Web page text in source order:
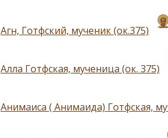
Агн, Готфский, мученик (ок.375)
Алла Готфская, мученица (ок. 375)
Анимаиса ( Анимаида) Готфская,